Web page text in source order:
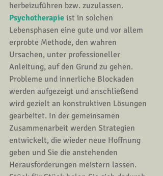
herbeizuführen bzw. zuzulassen.
Psychotherapie ist in solchen
Lebensphasen eine gute und vor allem
erprobte Methode, den wahren
Ursachen, unter professioneller
Anleitung, auf den Grund zu gehen.
Probleme und innerliche Blockaden
werden aufgezeigt und anschließend
wird gezielt an konstruktiven Lösungen
gearbeitet. In der gemeinsamen
Zusammenarbeit werden Strategien
entwickelt, die wieder neue Hoffnung
geben und Sie die anstehenden
Herausforderungen meistern lassen.